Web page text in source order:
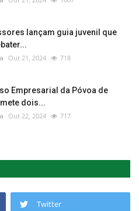
lançam guia juvenil que
Out 21, 2024 718
Empresarial da Póvoa de
dois...
Out 22, 2024 717
Twitter